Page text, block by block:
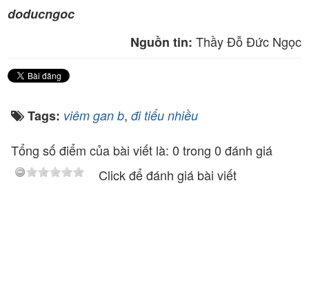
doducngoc
Nguồn tin: Thầy Đỗ Đức Ngọc
Tags: viêm gan b, đi tiểu nhiều
Tổng số điểm của bài viết là: 0 trong 0 đánh giá
Click để đánh giá bài viết